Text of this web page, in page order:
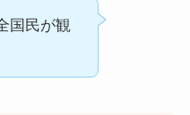
国民が観